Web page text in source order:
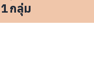
เคสรายใหม่จาก
เหตุการณ์ความไม่สงบ
1กลุ่ม